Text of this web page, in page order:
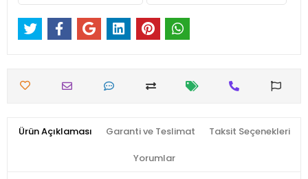
Ürün Açıklaması Garanti ve Teslimat Taksit Seçenekleri
Yorumlar